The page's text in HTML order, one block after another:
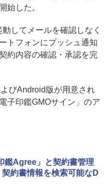
始した。
してメールを確認しなく
トフォンにプッシュ通知
約内容の確認・承認を完
びAndroid版が用意され
子印鑑GMOサイン」のア
鑑Agree」と契約書管理
約書情報を検索可能なD